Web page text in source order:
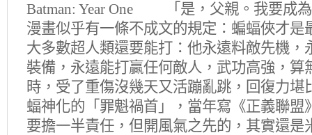
Batman: Year One 「是，父親。我要
漫畫似乎有一條不成文的規定：蝙蝠俠才是
大多數超人類還要能打：他永遠料敵先機，
裝備，永遠能打贏任何敵人，武功高強，算
時，受了重傷沒幾天又活蹦亂跳，回復
蝠神化的「罪魁禍首」，當年寫《正義聯盟
要擔一半責任，但開風氣之先的，其實還是